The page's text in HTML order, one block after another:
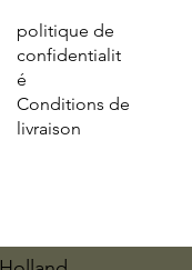
politique de
confidentialit
é
Conditions de
livraison